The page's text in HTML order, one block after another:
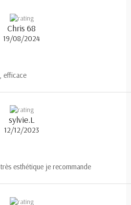
Chris 68
19/08/2024
efficace
sylvie.L
12/12/2023
esthétique je recommande